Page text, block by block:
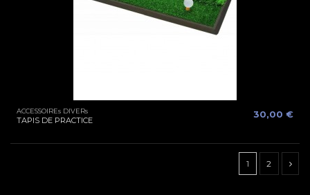
ACCESSOIREs DIVERs
TAPIS DE PRACTICE
30,00 €
1 2